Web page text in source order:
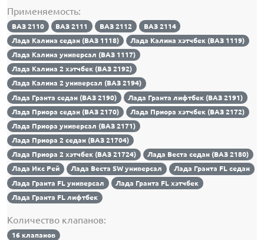
Применяемость:
ВАЗ 2110 ВАЗ 2111 ВАЗ 2112
ВАЗ 2114
Лада Калина седан (ВАЗ 1118)
Лада Калина хэтчбек (ВАЗ 1119)
Лада Калина универсал (ВАЗ 1117)
Лада Калина 2 хэтчбек (ВАЗ 2192)
Лада Калина 2 универсал (ВАЗ 2194)
Лада Гранта седан (ВАЗ 2190)
Лада Гранта лифтбек (ВАЗ 2191)
Лада Приора седан (ВАЗ 2170)
Лада Приора хэтчбек (ВАЗ 2172)
Лада Приора универсал (ВАЗ 2171)
Лада Приора 2 седан (ВАЗ 21704)
Лада Приора 2 хэтчбек (ВАЗ 21724)
Лада Веста седан (ВАЗ 2180)
Лада Икс Рей
Лада Веста SW универсал
Лада Гранта FL седан
Лада Гранта FL универсал
Лада Гранта FL хэтчбек
Лада Гранта FL лифтбек
Количество клапанов:
16 клапанов